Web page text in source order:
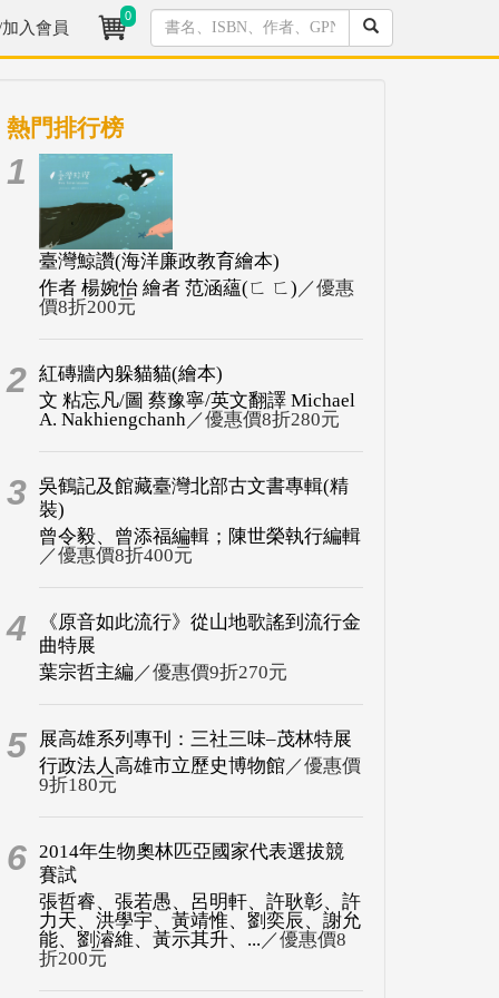
入會員
0
熱門排行榜
1
臺灣鯨讚(海洋廉政教育繪本)
作者 楊婉怡 繪者 范涵蘊(ㄈ ㄈ) ／優惠
價8折200元
2 紅磚牆內躲貓貓(繪本)
文 粘忘凡/圖 蔡豫寧/英文翻譯 Michael
A. Nakhiengchanh／優惠價8折280元
3 吳鶴記及館藏臺灣北部古文書專輯(精
裝)
曾令毅、曾添福編輯；陳世榮執行編輯
／優惠價8折400元
4
《原音如此流行》從山地歌謠到流行金
曲特展
葉宗哲主編 ／優惠價9折270元
5
展高雄系列專刊：三社三味–茂林特展
行政法人高雄市立歷史博物館／優惠價
9折180元
6 2014年生物奧林匹亞國家代表選拔競
賽試
張哲睿、張若愚、呂明軒、許耿彰、許
力天、洪學宇、黃靖惟、劉奕辰、謝允
能、劉濬維、黃示其升、... ／優惠價8
折200元